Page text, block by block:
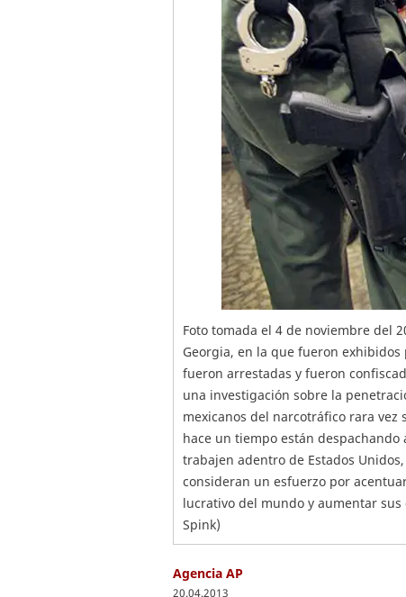
Foto tomada el 4 de noviembre del
Georgia, en la que fueron
fueron arrestadas y fueron
una investigación sobre la
mexicanos del narcotráfico rara
hace un tiempo están
trabajen adentro de Estados
consideran un esfuerzo por
lucrativo del mundo y aumentar sus
Spink)
Agencia AP
20.04.2013